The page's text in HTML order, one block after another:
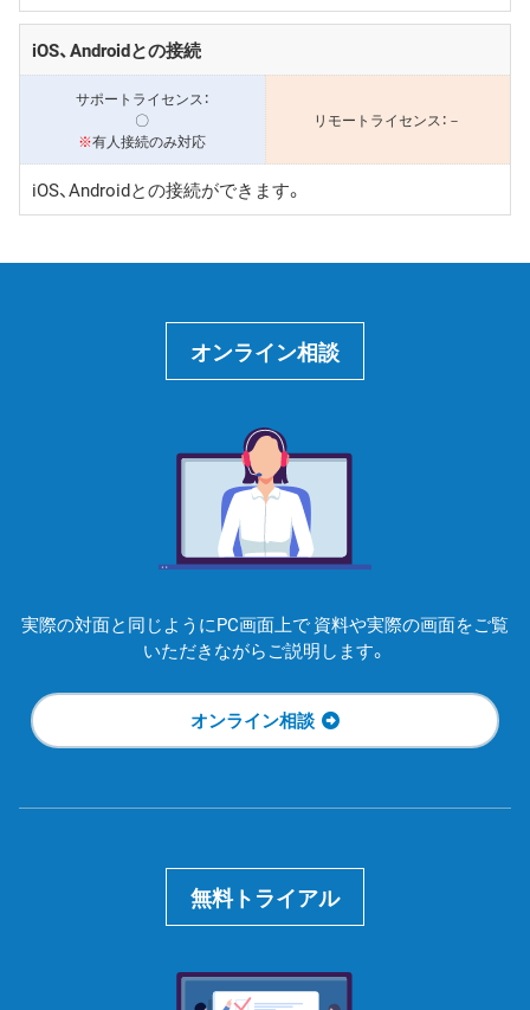
iOS、Androidとの接続
〇
※有人接続のみ対応
－
iOS、Androidとの接続ができます。
オンライン相談
実際の対面と同じようにPC画面上で資料や実際の画面をご覧
いただきながらご説明します。
オンライン相談
無料トライアル